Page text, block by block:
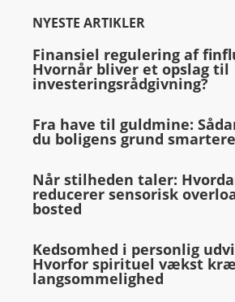
NYESTE ARTIKLER
Finansiel regulering af
Hvornår bliver et opslag til
investeringsrådgivning?
Fra have til guldmine:
du boligens grund
Når stilheden taler:
reducerer sensorisk
bosted
Kedsomhed i personlig
Hvorfor spirituel vækst
langsommelighed